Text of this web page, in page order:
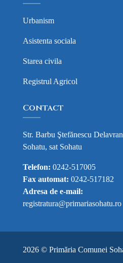
Urbanism
Asistenta sociala
Starea civila
Registrul Agricol
Contact
Str. Barbu Ştefănescu
Sohatu, sat Sohatu
Telefon: 0242-517005
Fax automat: 0242-517182
Adresa de e-mail:
registratura@primariasohatu.ro
2026 © Primăria Comunei